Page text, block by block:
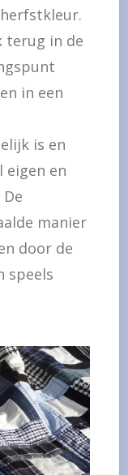
terug in de
in een
is en
eigen en
manier
door de
speels